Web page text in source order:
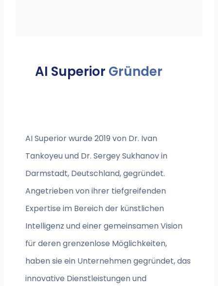
AI Superior Gründer
AI Superior wurde 2019 von Dr. Ivan
Tankoyeu und Dr. Sergey Sukhanov in
Darmstadt, Deutschland, gegründet.
Angetrieben von ihrer tiefgreifenden
Expertise im Bereich der künstlichen
Intelligenz und einer gemeinsamen Vision
für deren grenzenlose Möglichkeiten,
haben sie ein Unternehmen gegründet, das
innovative Dienstleistungen und